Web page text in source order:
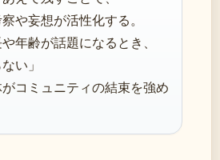
や妄想が活性化する。
年齢が話題になるとき、
い」
コミュニティの結束を強め